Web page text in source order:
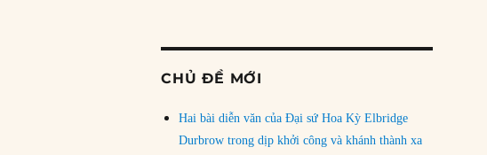
CHỦ ĐỀ MỚI
Hai bài diễn văn của Đại sứ Hoa Kỳ Elbridge
Durbrow trong dịp khởi công và khánh thành xa